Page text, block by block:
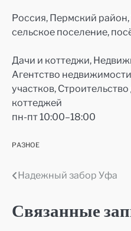
Россия, Пермский
сельское поселение,
Дачи и коттеджи,
Агентство
участков,
коттеджей
пн-пт 10:00–18:00
РАЗНОЕ
Навигация
записям
Надежный забор Уфа
Связанные